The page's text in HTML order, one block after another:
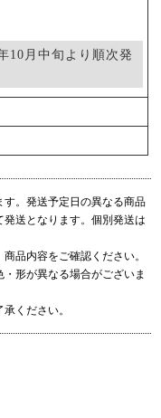
10月中旬より順次発
。発送予定日の異なる商品
送となります。個別発送は
品内容をご確認ください。
形が異なる場合がございま
ください。